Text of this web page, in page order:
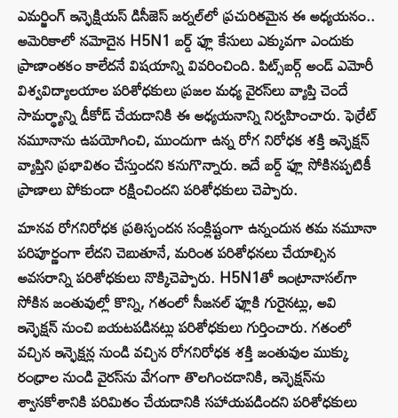
ఎమర్జింగ్ ఇన్ఫెక్షియస్ డిసీజెస్ జర్నల్‌లో ప్రచురితమైన ఈ అధ్యయనం..
అమెరికాలో నమోదైన H5N1 బర్డ్ ఫ్లూ కేసులు ఎక్కువగా ఎందుకు
ప్రాణాంతకం కాలేదనే విషయాన్ని వివరించింది. పిట్స్‌బర్గ్ అండ్ ఎమోరీ
విశ్వవిద్యాలయాల పరిశోధకులు ప్రజల మధ్య వైరస్‌లు వ్యాప్తి చెందే
సామర్థ్యాన్ని డీకోడ్ చేయడానికి ఈ అధ్యయనాన్ని నిర్వహించారు. ఫెర్రేట్
నమూనాను ఉపయోగించి, ముందుగా ఉన్న రోగ నిరోధక శక్తి ఇన్ఫెక్షన్
వ్యాప్తిని ప్రభావితం చేస్తుందని కనుగొన్నారు. ఇదే బర్డ్ ఫ్లూ సోకినప్పటికీ
ప్రాణాలు పోకుండా రక్షించిందని పరిశోధకులు చెప్పారు.
మానవ రోగనిరోధక ప్రతిస్పందన సంక్లిష్టంగా ఉన్నందున తమ నమూనా
పరిపూర్ణంగా లేదని చెబుతూనే, మరింత పరిశోధనలు చేయాల్సిన
అవసరాన్ని పరిశోధకులు నొక్కిచెప్పారు. H5N1తో ఇంట్రానాసల్‌గా
సోకిన జంతువుల్లో కొన్ని, గతంలో సీజనల్ ఫ్లూకి గురైనట్లు, అవి
ఇన్ఫెక్షన్ నుంచి బయటపడినట్లు పరిశోధకులు గుర్తించారు. గతంలో
వచ్చిన ఇన్ఫెక్షన్ల నుండి వచ్చిన రోగనిరోధక శక్తి జంతువుల ముక్కు
రంధ్రాల నుండి వైరస్‌ను వేగంగా తొలగించడానికి, ఇన్ఫెక్షన్‌ను
శ్వాసకోశానికి పరిమితం చేయడానికి సహాయపడిందని పరిశోధకులు